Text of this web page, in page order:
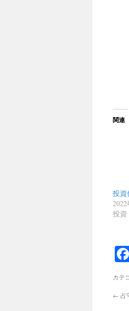
関連
投資
投資
カテ
← 占